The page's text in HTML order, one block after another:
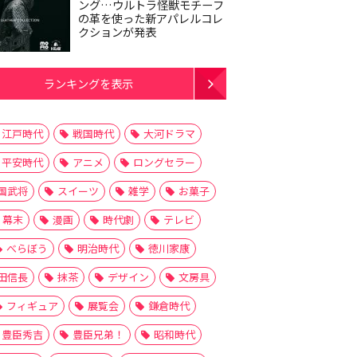
ング…ウルトラ怪獣モチーフ
の革を使った新アパレルコレ
クションが発表
ランキングを表示
江戸時代 戦国時代
大河ドラマ
平安時代
アニメ
ロングセラー
武将
スイーツ 雑学
お菓子
幕末
漫画 時代劇
テレビ
べらぼう
明治時代
徳川家康
信長
抹茶 デザイン
文房具
フィギュア
展覧会
鎌倉時代
豊臣秀吉
豊臣兄弟！
昭和時代